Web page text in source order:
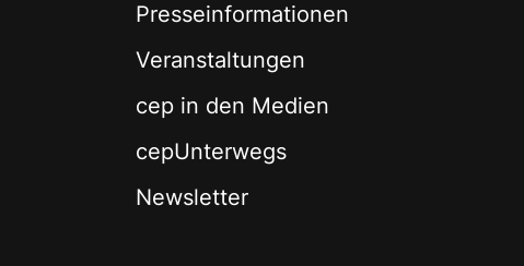
Presseinformationen
Veranstaltungen
cep in den Medien
cepUnterwegs
Newsletter